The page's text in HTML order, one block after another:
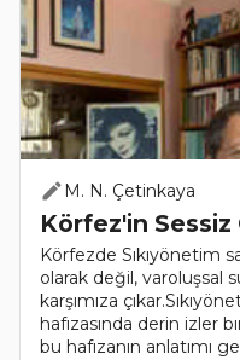
M. N. Çetinkaya
Körfez'in Sessiz
Körfezde Sıkıyönetim
olarak değil, varoluşsal
karşımıza
hafızasında derin izler
bu hafızanın anlatımı